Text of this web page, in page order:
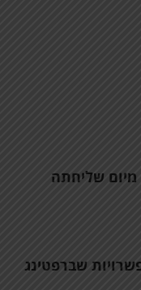
שליחתה
שברפטינג